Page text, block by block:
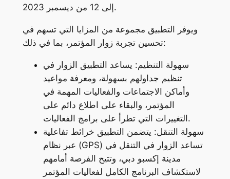
إلى 12 من ديسمبر 2023.
ويوفر التطبيق مجموعة من المزايا التي تسهم في
تحسين تجربة زوار المؤتمر، بما في ذلك:
سهولة التنظيم: يساعد التطبيق الزوار في
تنظيم جداولهم بسهولة، ومعرفة مواعيد
وأماكن الاجتماعات والفعاليات المهمة في
المؤتمر، والبقاء على اطلاع دائم على
التغييرات التي تطرأ على برامج الفعاليات.
سهولة التنقل: يتضمن التطبيق خرائط تفاعلية
عبر نظام (GPS) تساعد الزوار في التنقل في
مدينة إكسبو دبي، وتتيح الفرصة أمامهم
لاستكشاف البرنامج الكامل لفعاليات المؤتمر